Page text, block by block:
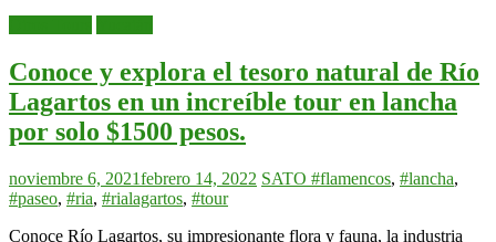
Conoce y explora el tesoro natural de Río
Lagartos en un increíble tour en lancha
por solo $1500 pesos.
noviembre 6, 2021febrero 14, 2022 SATO #flamencos, #lancha,
#paseo, #ria, #rialagartos, #tour
Conoce Río Lagartos, su impresionante flora y fauna, la industria